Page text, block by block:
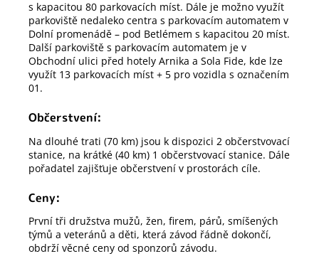
s kapacitou 80 parkovacích míst. Dále je možno využít
parkoviště nedaleko centra s parkovacím automatem v
Dolní promenádě – pod Betlémem s kapacitou 20 míst.
Další parkoviště s parkovacím automatem je v
Obchodní ulici před hotely Arnika a Sola Fide, kde lze
využít 13 parkovacích míst + 5 pro vozidla s označením
01.
Občerstvení:
Na dlouhé trati (70 km) jsou k dispozici 2 občerstvovací
stanice, na krátké (40 km) 1 občerstvovací stanice. Dále
pořadatel zajišťuje občerstvení v prostorách cíle.
Ceny:
První tři družstva mužů, žen, firem, párů, smíšených
týmů a veteránů a děti, která závod řádně dokončí,
obdrží věcné ceny od sponzorů závodu.